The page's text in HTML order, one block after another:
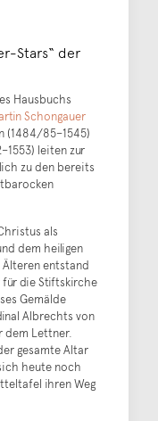
Stars“ der
Hausbuchs
Schongauer
(1484/85–1545)
leiten zur
zu den bereits
als
dem heiligen
Älteren entstand
für die Stiftskirche
Gemälde
Albrechts von
dem Lettner.
gesamte Altar
heute noch
ihren Weg